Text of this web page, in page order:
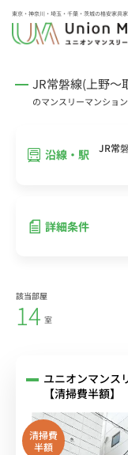
東京・神奈川・埼玉・千葉・茨城の格安家具
JR常磐線(上野～
のマンスリーマンショ
沿線・駅 JR常
詳細条件
該当部屋
14 室
ユニオンマンス
【清掃費半額】
清掃費
半額